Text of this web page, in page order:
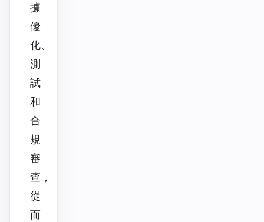
據
優
化、
測
試
和
合
規
審
查，
從
而